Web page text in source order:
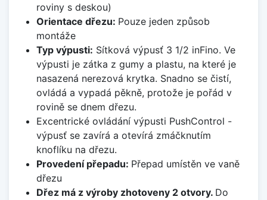
roviny s deskou)
Orientace dřezu: Pouze jeden způsob
montáže
Typ výpusti: Sítková výpusť 3 1/2 inFino. Ve
výpusti je zátka z gumy a plastu, na které je
nasazená nerezová krytka. Snadno se čistí,
ovládá a vypadá pěkně, protože je pořád v
rovině se dnem dřezu.
Excentrické ovládání výpusti PushControl -
výpusť se zavírá a otevírá zmáčknutím
knoflíku na dřezu.
Provedení přepadu: Přepad umístěn ve vaně
dřezu
Dřez má z výroby zhotoveny 2 otvory. Do